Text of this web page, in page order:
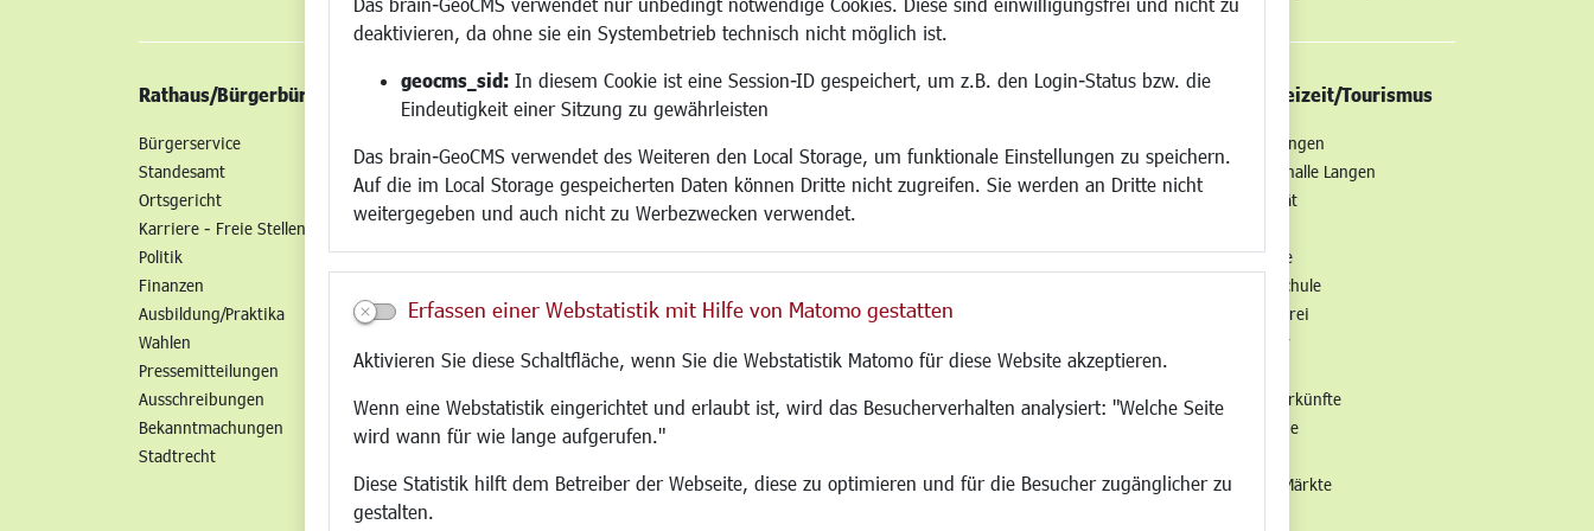
deaktivieren, da ohne sie ein Systembetrieb technisch nicht möglich ist.
geocms_sid: In diesem Cookie ist eine Session-ID gespeichert, um z.B. den Login-Status bzw. die
Eindeutigkeit einer Sitzung zu gewährleisten
Das brain-GeoCMS verwendet des Weiteren den Local Storage, um funktionale Einstellungen zu speichern.
Auf die im Local Storage gespeicherten Daten können Dritte nicht zugreifen. Sie werden an Dritte nicht
weitergegeben und auch nicht zu Werbezwecken verwendet.
Erfassen einer Webstatistik mit Hilfe von Matomo gestatten
Aktivieren Sie diese Schaltfläche, wenn Sie die Webstatistik Matomo für diese Website akzeptieren.
Wenn eine Webstatistik eingerichtet und erlaubt ist, wird das Besucherverhalten analysiert: "Welche Seite
wird wann für wie lange aufgerufen."
Diese Statistik hilft dem Betreiber der Webseite, diese zu optimieren und für die Besucher zugänglicher zu
gestalten.
Rathaus/Bürgerbüro
Bürgerservice
Standesamt
Ortsgericht
Karriere - Freie Stellen
Politik
Finanzen
Ausbildung/Praktika
Wahlen
Pressemitteilungen
Ausschreibungen
Bekanntmachungen
Stadtrecht
Wirtschaft/Stadtentwicklung
Gewerbeflächen und Immobilien
Handel und Gastronomie
Fairer Handel
Netzwerke
Glasfaserausbau
Newsletter
Familie/Soziales
Senioren/Haltestelle
Schule
Demokratie leben
Ukrainehilfe
Bauen/Umwelt/Mobilität
Aktuelle Baustellen
CINDY S
Kultur/Freizeit/Tourismus
Veranstaltungen
Neue Stadthalle Langen
Stadtporträt
Musikschule
Volkshochschule
Stadtbücherei
Stadtarchiv
Hotels/Unterkünfte
Gastronomie
Feste und Märkte